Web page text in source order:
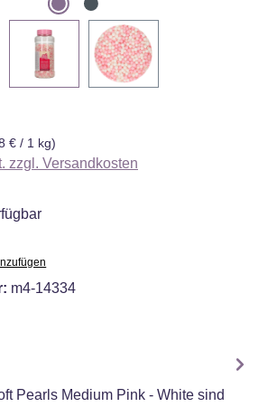
€ / 1 kg)
zzgl. Versandkosten
m4-14334
Pearls Medium Pink - White sind